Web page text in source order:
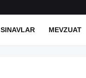
SINAVLAR MEVZUAT